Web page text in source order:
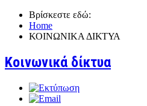
Βρίσκεστε εδώ:
Home
ΚΟΙΝΩΝΙΚΑ ΔΙΚΤΥΑ
Κοινωνικά δίκτυα